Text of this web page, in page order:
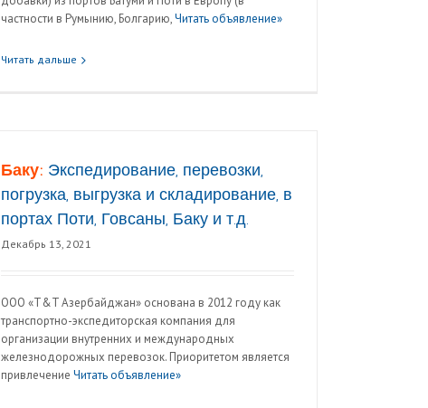
частности в Румынию, Болгарию,Читать объявление»
Читать дальше
Баку: Экспедирование, перевозки,
погрузка, выгрузка и складирование, в
портах Поти, Говсаны, Баку и т.д.
Декабрь 13, 2021
ООО «Т&T Азербайджан» основана в 2012 году как
транспортно-экспедиторская компания для
организации внутренних и международных
железнодорожных перевозок. Приоритетом является
привлечение Читать объявление»